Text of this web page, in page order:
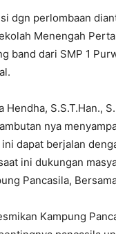
dgn perlombaan
Menengah
band dari SMP 1
Hendha, S.S.T.Han.,
nya
dapat berjalan
ini dukungan
Pancasila,
Kampung